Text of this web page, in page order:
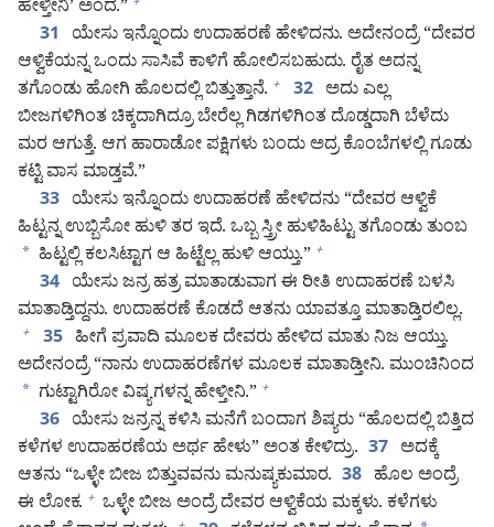
ಹೇಳ್ತೀನಿ’ ಅಂದ.” +
31 ಯೇಸು ಇನ್ನೊಂದು ಉದಾಹರಣೆ ಹೇಳಿದನು. ಅದೇನಂದ್ರೆ “ದೇವರ
ಆಳ್ವಿಕೆಯನ್ನ ಒಂದು ಸಾಸಿವೆ ಕಾಳಿಗೆ ಹೋಲಿಸಬಹುದು. ರೈತ ಅದನ್ನ
ತಗೊಂಡು ಹೋಗಿ ಹೊಲದಲ್ಲಿ ಬಿತ್ತುತ್ತಾನೆ. + 32 ಅದು ಎಲ್ಲ
ಬೀಜಗಳಿಗಿಂತ ಚಿಕ್ಕದಾಗಿದ್ರೂ ಬೇರೆಲ್ಲ ಗಿಡಗಳಿಗಿಂತ ದೊಡ್ಡದಾಗಿ ಬೆಳೆದು
ಮರ ಆಗುತ್ತೆ. ಆಗ ಹಾರಾಡೋ ಪಕ್ಷಿಗಳು ಬಂದು ಅದ್ರ ಕೊಂಬೆಗಳಲ್ಲಿ ಗೂಡು
ಕಟ್ಟಿ ವಾಸ ಮಾಡ್ತವೆ.”
33 ಯೇಸು ಇನ್ನೊಂದು ಉದಾಹರಣೆ ಹೇಳಿದನು “ದೇವರ ಆಳ್ವಿಕೆ
ಹಿಟ್ಟನ್ನ ಉಬ್ಬಿಸೋ ಹುಳಿ ತರ ಇದೆ. ಒಬ್ಬ ಸ್ತ್ರೀ ಹುಳಿಹಿಟ್ಟು ತಗೊಂಡು ತುಂಬ
* ಹಿಟ್ಟಲ್ಲಿ ಕಲಸಿಟ್ಟಾಗ ಆ ಹಿಟ್ಟೆಲ್ಲ ಹುಳಿ ಆಯ್ತು.” +
34 ಯೇಸು ಜನ್ರ ಹತ್ರ ಮಾತಾಡುವಾಗ ಈ ರೀತಿ ಉದಾಹರಣೆ ಬಳಸಿ
ಮಾತಾಡ್ತಿದ್ದನು. ಉದಾಹರಣೆ ಕೊಡದೆ ಆತನು ಯಾವತ್ತೂ ಮಾತಾಡ್ತಿರಲಿಲ್ಲ.
+ 35 ಹೀಗೆ ಪ್ರವಾದಿ ಮೂಲಕ ದೇವರು ಹೇಳಿದ ಮಾತು ನಿಜ ಆಯ್ತು.
ಅದೇನಂದ್ರೆ “ನಾನು ಉದಾಹರಣೆಗಳ ಮೂಲಕ ಮಾತಾಡ್ತೀನಿ. ಮುಂಚಿನಿಂದ
* ಗುಟ್ಟಾಗಿರೋ ವಿಷ್ಯಗಳನ್ನ ಹೇಳ್ತೀನಿ.” +
36 ಯೇಸು ಜನ್ರನ್ನ ಕಳಿಸಿ ಮನೆಗೆ ಬಂದಾಗ ಶಿಷ್ಯರು “ಹೊಲದಲ್ಲಿ ಬಿತ್ತಿದ
ಕಳೆಗಳ ಉದಾಹರಣೆಯ ಅರ್ಥ ಹೇಳು” ಅಂತ ಕೇಳಿದ್ರು. 37 ಅದಕ್ಕೆ
ಆತನು “ಒಳ್ಳೇ ಬೀಜ ಬಿತ್ತುವವನು ಮನುಷ್ಯಕುಮಾರ. 38 ಹೊಲ ಅಂದ್ರೆ
ಈ ಲೋಕ. + ಒಳ್ಳೇ ಬೀಜ ಅಂದ್ರೆ ದೇವರ ಆಳ್ವಿಕೆಯ ಮಕ್ಕಳು. ಕಳೆಗಳು